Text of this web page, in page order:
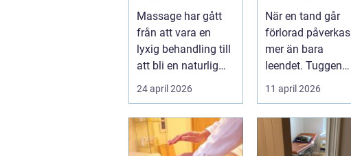
stress och mer
energi i
vardagen
Massage har gått
från att vara en
lyxig behandling till
att bli en naturlig
del av en hållbar
livsst...
24 april 2026
saknade tänder
När en tand går
förlorad påverkas
mer än bara
leendet. Tuggen
förändras, ansiktet
kan tappa stöd
och...
11 april 2026